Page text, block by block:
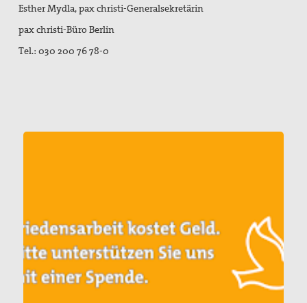
Esther Mydla, pax christi-Generalsekretärin
pax christi-Büro Berlin
Tel.: 030 200 76 78-0